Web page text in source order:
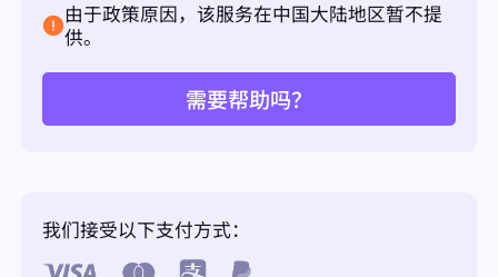
由于政策原因，该服务在中国大陆地区暂不提
供。
需要帮助吗？
我们接受以下支付方式：